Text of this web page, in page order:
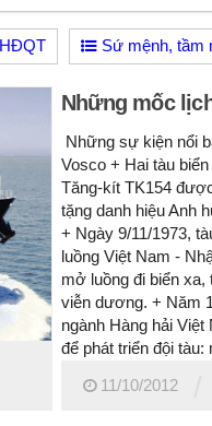
Sứ mệnh, tầm
Những mốc
Những sự kiện nổi
Vosco + Hai tàu
Tăng-kít TK154
tặng danh hiệu Anh
+ Ngày 9/11/1973,
luồng Việt Nam -
mở luồng đi biển xa,
viễn dương. + Năm
ngành Hàng hải
để phát triển đội tàu:
11/10/2012